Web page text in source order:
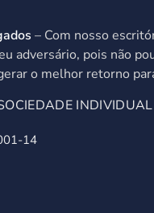
– Com nosso
adversário, pois não
o melhor retorno
14